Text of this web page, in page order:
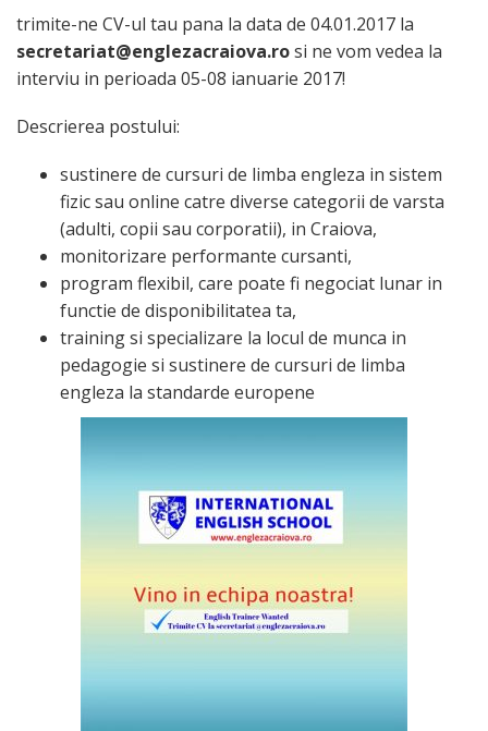
trimite-ne CV-ul tau pana la data de 04.01.2017 la
secretariat@englezacraiova.rosi ne vom vedea la
interviu in perioada 05-08 ianuarie 2017!
Descrierea postului:
sustinere de cursuri de limba engleza in sistem
fizic sau online catre diverse categorii de varsta
(adulti, copii sau corporatii), in Craiova,
monitorizare performante cursanti,
program flexibil, care poate fi negociat lunar in
functie de disponibilitatea ta,
training si specializare la locul de munca in
pedagogie si sustinere de cursuri de limba
engleza la standarde europene